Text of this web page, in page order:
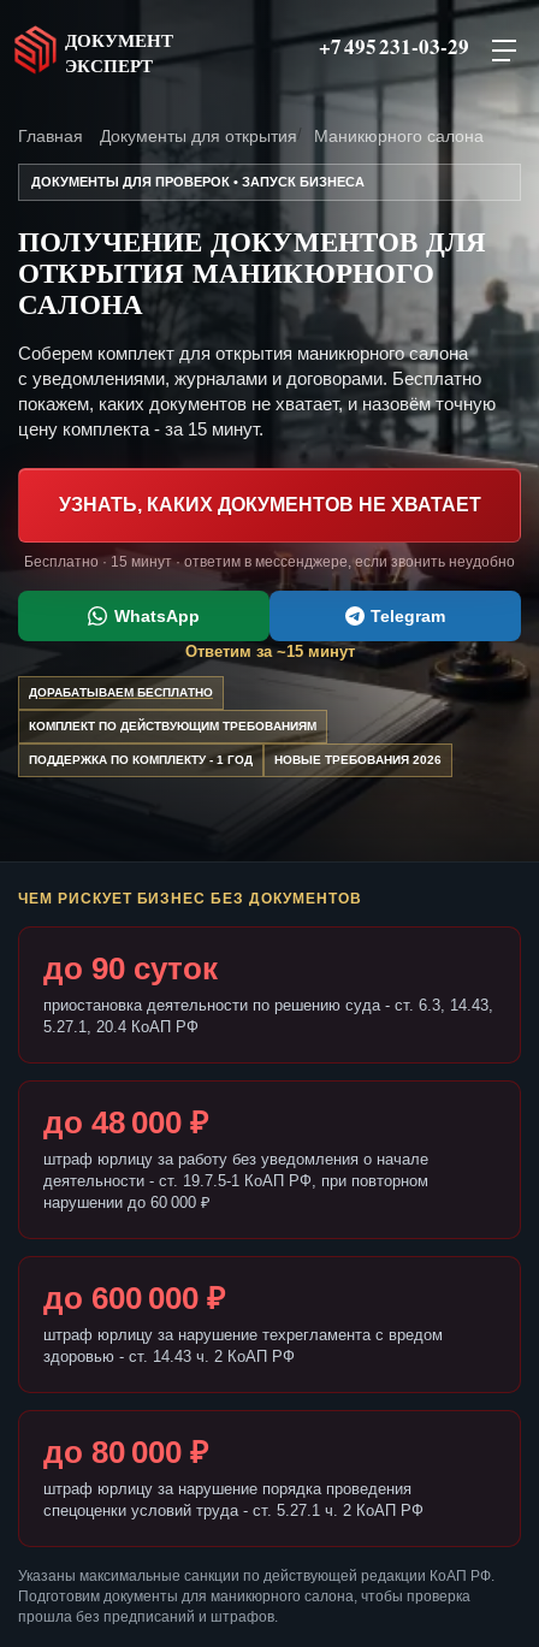
ДОКУМЕНТ
ЭКСПЕРТ
+7 495 231-03-29
Главная Документы для открытия Маникюрного салона
ДОКУМЕНТЫ ДЛЯ ПРОВЕРОК • ЗАПУСК БИЗНЕСА
ПОЛУЧЕНИЕ ДОКУМЕНТОВ ДЛЯ
ОТКРЫТИЯ МАНИКЮРНОГО
САЛОНА
Соберем комплект для открытия маникюрного салона
с уведомлениями, журналами и договорами. Бесплатно
покажем, каких документов не хватает, и назовём точную
цену комплекта - за 15 минут.
УЗНАТЬ, КАКИХ ДОКУМЕНТОВ НЕ ХВАТАЕТ
Бесплатно · 15 минут · ответим в мессенджере, если звонить неудобно
WhatsApp Telegram
Ответим за ~15 минут
ДОРАБАТЫВАЕМ БЕСПЛАТНО
КОМПЛЕКТ ПО ДЕЙСТВУЮЩИМ ТРЕБОВАНИЯМ
ПОДДЕРЖКА ПО КОМПЛЕКТУ - 1 ГОД НОВЫЕ ТРЕБОВАНИЯ 2026
ЧЕМ РИСКУЕТ БИЗНЕС БЕЗ ДОКУМЕНТОВ
до 90 суток
приостановка деятельности по решению суда - ст. 6.3, 14.43,
5.27.1, 20.4 КоАП РФ
до 48 000 ₽
штраф юрлицу за работу без уведомления о начале
деятельности - ст. 19.7.5-1 КоАП РФ, при повторном
нарушении до 60 000 ₽
до 600 000 ₽
штраф юрлицу за нарушение техрегламента с вредом
здоровью - ст. 14.43 ч. 2 КоАП РФ
до 80 000 ₽
штраф юрлицу за нарушение порядка проведения
спецоценки условий труда - ст. 5.27.1 ч. 2 КоАП РФ
Указаны максимальные санкции по действующей редакции КоАП РФ.
Подготовим документы для маникюрного салона, чтобы проверка
прошла без предписаний и штрафов.